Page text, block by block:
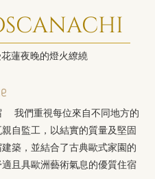
蓮夜晚的燈火繚繞
我們重視每位來自不同地方的
自監工，以結實的質量及堅固
築，並結合了古典歐式家園的
且具歐洲藝術氣息的優質住宿